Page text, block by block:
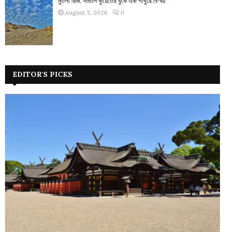
August 3, 2026 0
EDITOR'S PICKS